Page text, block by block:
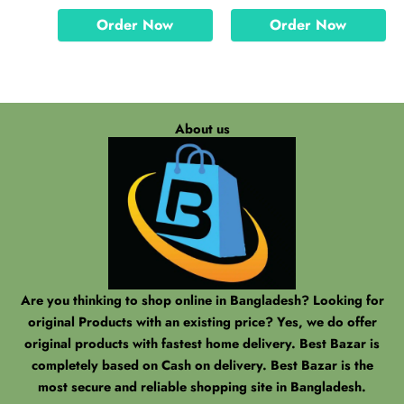
Order Now Order Now
About us
Are you thinking to shop online in Bangladesh? Looking for
original Products with an existing price? Yes, we do offer
original products with fastest home delivery. Best Bazar is
completely based on Cash on delivery. Best Bazar is the
most secure and reliable shopping site in Bangladesh.